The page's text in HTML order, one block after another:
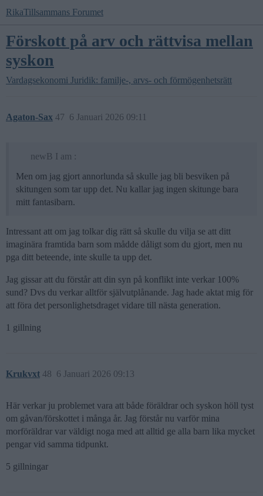
RikaTillsammans Forumet
Förskott på arv och rättvisa mellan
syskon
Vardagsekonomi Juridik: familje-, arvs- och förmögenhetsrätt
Agaton-Sax 6 Januari 2026 09:11
47
newB I am :
Men om jag gjort annorlunda så skulle jag bli besviken på
skitungen som tar upp det. Nu kallar jag ingen skitunge bara
mitt fantasibarn.
Intressant att om jag tolkar dig rätt så skulle du vilja se att ditt
imaginära framtida barn som mådde dåligt som du gjort, men nu
pga ditt beteende, inte skulle ta upp det.
Jag gissar att du förstår att din syn på konflikt inte verkar 100%
sund? Dvs du verkar alltför självutplånande. Jag hade aktat mig för
att föra det personlighetsdraget vidare till nästa generation.
1 gillning
Krukvxt 6 Januari 2026 09:13
48
Här verkar ju problemet vara att både föräldrar och syskon höll tyst
om gåvan/förskottet i många år. Jag förstår nu varför mina
morföräldrar var väldigt noga med att alltid ge alla barn lika mycket
pengar vid samma tidpunkt.
5 gillningar